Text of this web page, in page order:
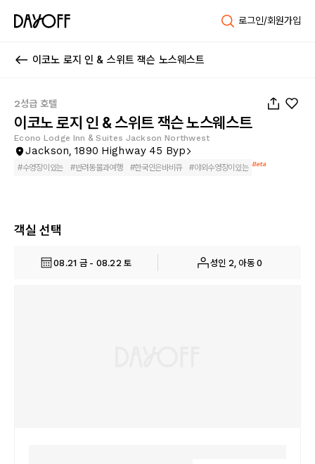
로그인/회원가입
이코노 로지 인 & 스위트 잭슨 노스웨스트
2성급 호텔
이코노 로지 인 & 스위트 잭슨 노스웨스트
Econo Lodge Inn & Suites Jackson Northwest
Jackson, 1890 Highway 45 Byp
#수영장이있는 #반려동물과여행 #한국인은바비큐 #야외수영장이있는 Beta
객실 선택
08.21 금 - 08.22 토 성인 2, 아동 0